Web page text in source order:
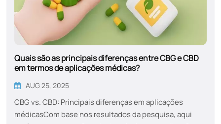
Quais são as principais diferenças entre CBG e CBD
em termos de aplicações médicas?
AUG 25, 2025
CBG vs. CBD: Principais diferenças em aplicações
médicasCom base nos resultados da pesquisa, aqui